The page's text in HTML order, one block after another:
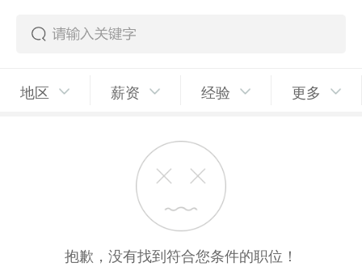
地区 薪资 经验 更多
抱歉，没有找到符合您条件的职位！